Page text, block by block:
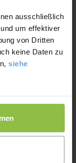
ausschließlich
um effektiver
von Dritten
keine Daten zu
siehe
und du
wenn du dir
oder